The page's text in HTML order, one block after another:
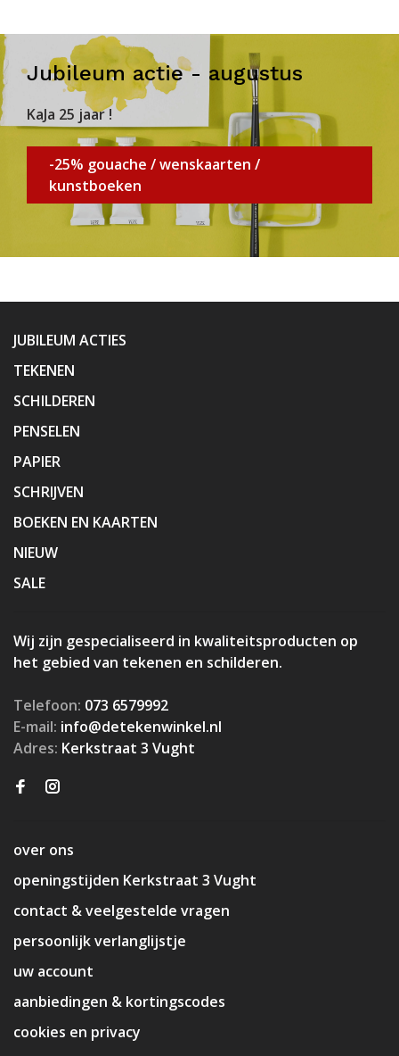
Jubileum actie - augustus
KaJa 25 jaar !
-25% gouache / wenskaarten /
kunstboeken
JUBILEUM ACTIES
TEKENEN
SCHILDEREN
PENSELEN
PAPIER
SCHRIJVEN
BOEKEN EN KAARTEN
NIEUW
SALE
Wij zijn gespecialiseerd in kwaliteitsproducten op
het gebied van tekenen en schilderen.
Telefoon: 073 6579992
E-mail: info@detekenwinkel.nl
Adres: Kerkstraat 3 Vught
over ons
openingstijden Kerkstraat 3 Vught
contact & veelgestelde vragen
persoonlijk verlanglijstje
uw account
aanbiedingen & kortingscodes
cookies en privacy